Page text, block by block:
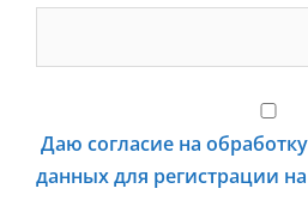
Даю согласие на
данных для регистрации